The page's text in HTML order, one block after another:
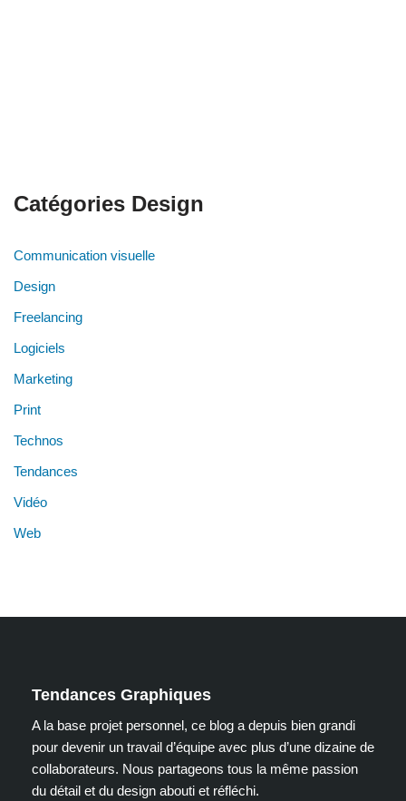
Catégories Design
Communication visuelle
Design
Freelancing
Logiciels
Marketing
Print
Technos
Tendances
Vidéo
Web
Tendances Graphiques
A la base projet personnel, ce blog a depuis bien grandi
pour devenir un travail d’équipe avec plus d’une dizaine de
collaborateurs. Nous partageons tous la même passion
du détail et du design abouti et réfléchi.